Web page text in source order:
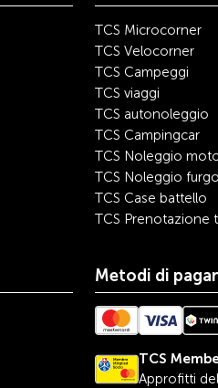
TCS Microcorner
TCS Velocorner
TCS Campeggi
TCS viaggi
TCS autonoleggio
TCS Campingcar
TCS Noleggio
TCS Noleggio
TCS Case battello
TCS Prenotazione
Metodi di
TCS
Approfitti del